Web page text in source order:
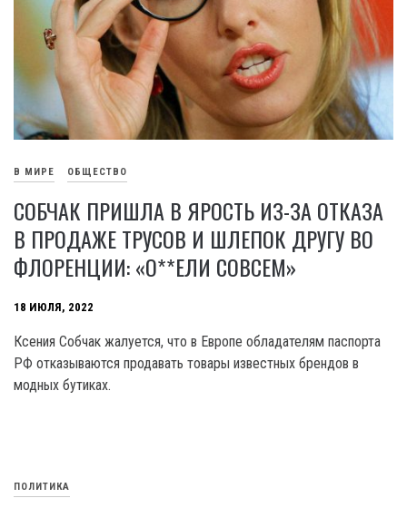
В МИРЕ ОБЩЕСТВО
СОБЧАК ПРИШЛА В ЯРОСТЬ ИЗ-ЗА ОТКАЗА
В ПРОДАЖЕ ТРУСОВ И ШЛЕПОК ДРУГУ ВО
ФЛОРЕНЦИИ: «О**ЕЛИ СОВСЕМ»
18 ИЮЛЯ, 2022
Ксения Собчак жалуется, что в Европе обладателям паспорта
РФ отказываются продавать товары известных брендов в
модных бутиках.
ПОЛИТИКА